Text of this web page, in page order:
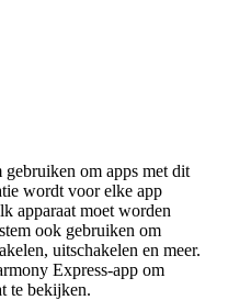
om apps met dit
wordt voor elke app
apparaat moet worden
ook gebruiken om
uitschakelen en meer.
Express-app om
te bekijken.